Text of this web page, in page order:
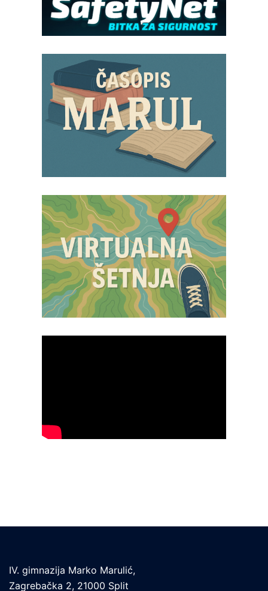
IV. gimnazija Marko Marulić,
Zagrebačka 2, 21000 Split